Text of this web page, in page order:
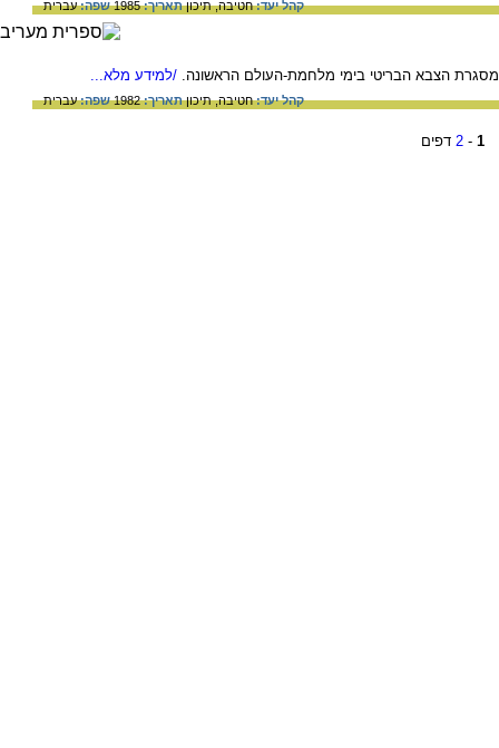
קהל יעד:חטיבה,תיכוןתאריך:1985 שפה:עברית
הצבא הבריטי בימי מלחמת-העולם הראשונה. /למידע מלא...
קהל יעד:חטיבה,תיכוןתאריך:1982 שפה:עברית
1
-
2 דפים